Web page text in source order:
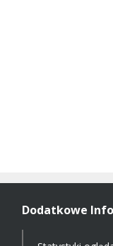
Dodatkowe